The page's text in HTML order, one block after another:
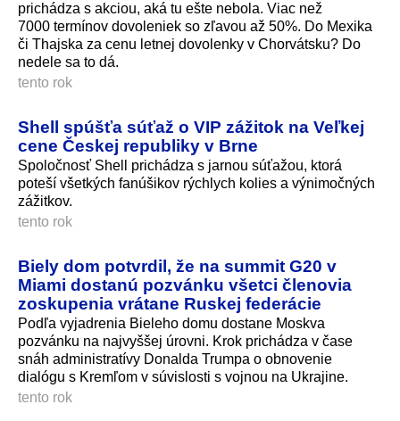
prichádza s akciou, aká tu ešte nebola. Viac než
7000 termínov dovoleniek so zľavou až 50%. Do Mexika
či Thajska za cenu letnej dovolenky v Chorvátsku? Do
nedele sa to dá.
tento rok
Shell spúšťa súťaž o VIP zážitok na Veľkej
cene Českej republiky v Brne
Spoločnosť Shell prichádza s jarnou súťažou, ktorá
poteší všetkých fanúšikov rýchlych kolies a výnimočných
zážitkov.
tento rok
Biely dom potvrdil, že na summit G20 v
Miami dostanú pozvánku všetci členovia
zoskupenia vrátane Ruskej federácie
Podľa vyjadrenia Bieleho domu dostane Moskva
pozvánku na najvyššej úrovni. Krok prichádza v čase
snáh administratívy Donalda Trumpa o obnovenie
dialógu s Kremľom v súvislosti s vojnou na Ukrajine.
tento rok